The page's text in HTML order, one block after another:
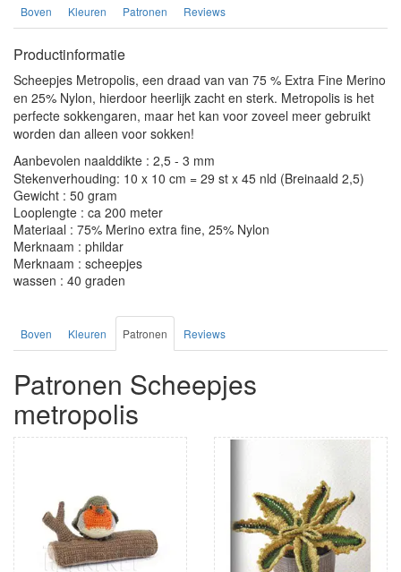
Boven Kleuren Patronen Reviews
Productinformatie
Scheepjes Metropolis, een draad van van 75 % Extra Fine Merino
en 25% Nylon, hierdoor heerlijk zacht en sterk. Metropolis is het
perfecte sokkengaren, maar het kan voor zoveel meer gebruikt
worden dan alleen voor sokken!
Aanbevolen naalddikte : 2,5 - 3 mm
Stekenverhouding: 10 x 10 cm = 29 st x 45 nld (Breinaald 2,5)
Gewicht : 50 gram
Looplengte : ca 200 meter
Materiaal : 75% Merino extra fine, 25% Nylon
Merknaam : phildar
Merknaam : scheepjes
wassen : 40 graden
Boven Kleuren Patronen Reviews
Patronen Scheepjes
metropolis